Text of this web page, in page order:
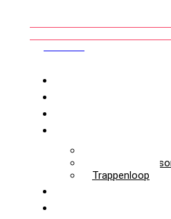
Peloton
Trappenloop